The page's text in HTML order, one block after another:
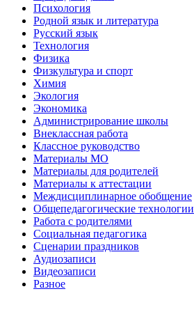
Психология
Родной язык и литература
Русский язык
Технология
Физика
Физкультура и спорт
Химия
Экология
Экономика
Администрирование школы
Внеклассная работа
Классное руководство
Материалы МО
Материалы для родителей
Материалы к аттестации
Междисциплинарное обобщение
Общепедагогические технологии
Работа с родителями
Социальная педагогика
Сценарии праздников
Аудиозаписи
Видеозаписи
Разное